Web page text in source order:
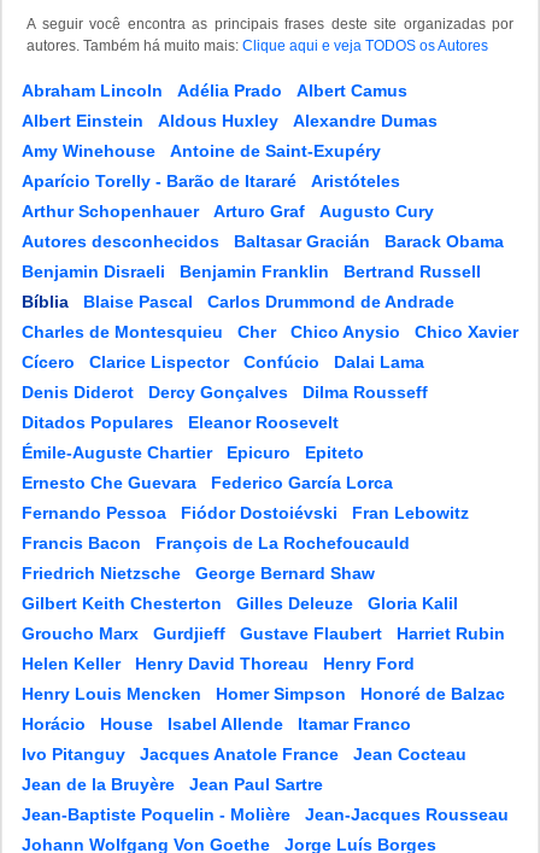
A seguir você encontra as principais frases deste site organizadas por
autores. Também há muito mais: Clique aqui e veja TODOS os Autores
Abraham Lincoln Adélia Prado
Albert Camus
Albert Einstein
Aldous Huxley
Alexandre Dumas
Amy Winehouse
Antoine de Saint-Exupéry
Aparício Torelly - Barão de Itararé
Aristóteles
Arthur Schopenhauer
Arturo Graf
Augusto Cury
Autores desconhecidos
Baltasar Gracián
Barack Obama
Benjamin Disraeli
Benjamin Franklin
Bertrand Russell
Bíblia
Blaise Pascal
Carlos Drummond de Andrade
Charles de Montesquieu
Cher Chico Anysio
Chico Xavier
Cícero
Clarice Lispector Confúcio
Dalai Lama
Denis Diderot
Dercy Gonçalves
Dilma Rousseff
Ditados Populares
Eleanor Roosevelt
Émile-Auguste Chartier
Epicuro
Epiteto
Ernesto Che Guevara
Federico García Lorca
Fernando Pessoa
Fiódor Dostoiévski
Fran Lebowitz
Francis Bacon
François de La Rochefoucauld
Friedrich Nietzsche
George Bernard Shaw
Gilbert Keith Chesterton
Gilles Deleuze
Gloria Kalil
Groucho Marx
Gurdjieff Gustave Flaubert
Harriet Rubin
Helen Keller
Henry David Thoreau
Henry Ford
Henry Louis Mencken
Homer Simpson
Honoré de Balzac
Horácio
House Isabel Allende
Itamar Franco
Ivo Pitanguy
Jacques Anatole France
Jean Cocteau
Jean de la Bruyère
Jean Paul Sartre
Jean-Baptiste Poquelin - Molière
Jean-Jacques Rousseau
Johann Wolfgang Von Goethe
Jorge Luís Borges